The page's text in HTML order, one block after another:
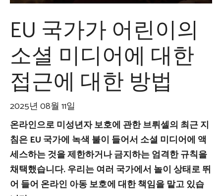
EU 국가가 어린이의
소셜 미디어에 대한
접근에 대한 방법
2025년 08월 11일
온라인으로 미성년자 보호에 관한 브뤼셀의 최근 지
침은 EU 국가에 녹색 불이 들어서 소셜 미디어에 액
세스하는 것을 제한하거나 금지하는 엄격한 규칙을
채택했습니다. 우리는 여러 국가에서 놀이 상태로 뛰
어 들어 온라인 아동 보호에 대한 책임을 맡고 있습